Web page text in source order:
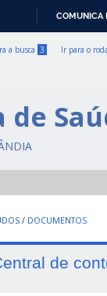
COMUNICA
a busca 3 Ir para o
de
/ DOCUMENTOS
de